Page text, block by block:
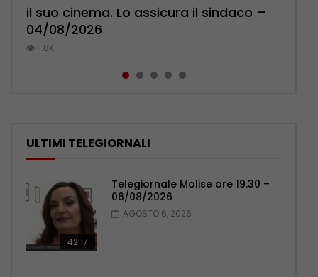
il suo cinema. Lo assicura il sindaco –
04/08/2026
1.8K
Pensionati: più relazioni e servizi di
prossimità – 04/08/2026
1K
Polizia: impegno nel rafforzare organici
– 05/08/2026
1K
l’ambulatorio per curare l’osteoporosi
– 06/08/2026
840
palpeggiate al vecchio Romagnoli –
05/08/2026
785
ULTIMI TELEGIORNALI
42:17
Telegiornale Molise ore 19.30 –
06/08/2026
AGOSTO 6, 2026